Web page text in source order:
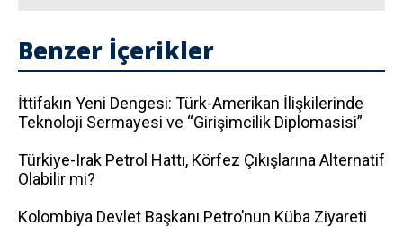
Benzer İçerikler
İttifakın Yeni Dengesi: Türk-Amerikan İlişkilerinde
Teknoloji Sermayesi ve “Girişimcilik Diplomasisi”
Türkiye-Irak Petrol Hattı, Körfez Çıkışlarına Alternatif
Olabilir mi?
Kolombiya Devlet Başkanı Petro’nun Küba Ziyareti